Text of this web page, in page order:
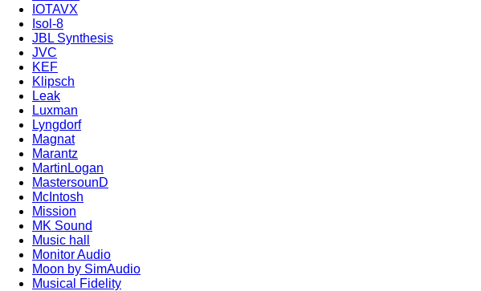
IOTAVX
Isol-8
JBL Synthesis
JVC
KEF
Klipsch
Leak
Luxman
Lyngdorf
Magnat
Marantz
MartinLogan
MastersounD
McIntosh
Mission
MK Sound
Music hall
Monitor Audio
Moon by SimAudio
Musical Fidelity